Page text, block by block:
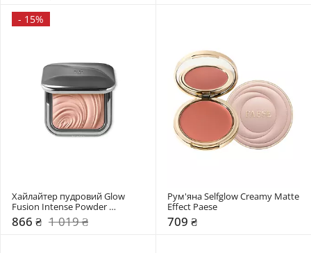
- 15%
Хайлайтер пудровий Glow
Fusion Intense Powder
Highlighter Kiko Milano
866 ₴ 1 019 ₴
Рум'яна Selfglow Creamy Matte
Effect Paese
709 ₴